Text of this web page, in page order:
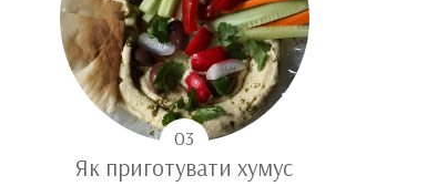
Як приготувати хумус